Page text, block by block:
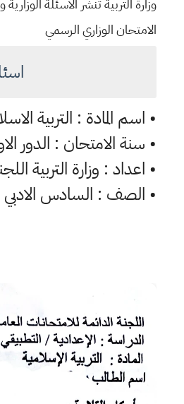
وزارة التربية تنشر الاسئلة
الامتحان الوزاري الرسمي
• اسم المادة : التربية
• سنة الامتحان : الدور الاول
• اعداد : وزارة التربية
• الصف : السادس الادبي